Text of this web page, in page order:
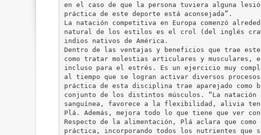
en el caso de que la persona tuviera alguna
práctica de este deporte está aconsejada”.
La natación competitiva en Europa comenzó
natural de los estilos es el crol (del inglés
indios nativos de América.
Dentro de las ventajas y beneficios que trae
como tratar molestias articulares y musculares,
incluso para el estrés. Es un ejercicio muy
al tiempo que se logran activar diversos
práctica de esta disciplina trae aparejado
conjunto de los distintos músculos. “La
sanguínea, favorece a la flexibilidad, alivia
Plá. Además, mejora todo lo que tiene que ver
Respecto de la alimentación, Plá aclara que
práctica, incorporando todos los nutrientes que